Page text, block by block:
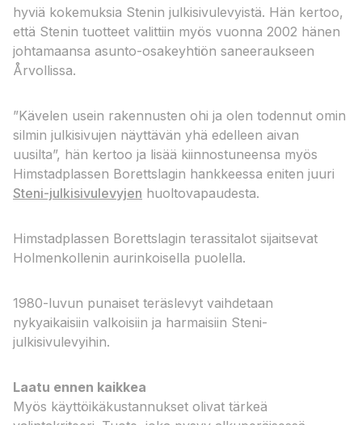
hyviä kokemuksia Stenin julkisivulevyistä. Hän kertoo,
että Stenin tuotteet valittiin myös vuonna 2002 hänen
johtamaansa asunto-osakeyhtiön saneeraukseen
Årvollissa.
”Kävelen usein rakennusten ohi ja olen todennut omin
silmin julkisivujen näyttävän yhä edelleen aivan
uusilta”, hän kertoo ja lisää kiinnostuneensa myös
Himstadplassen Borettslagin hankkeessa eniten juuri
Steni-julkisivulevyjen huoltovapaudesta.
Himstadplassen Borettslagin terassitalot sijaitsevat
Holmenkollenin aurinkoisella puolella.
1980-luvun punaiset teräslevyt vaihdetaan
nykyaikaisiin valkoisiin ja harmaisiin Steni-
julkisivulevyihin.
Laatu ennen kaikkea
Myös käyttöikäkustannukset olivat tärkeä